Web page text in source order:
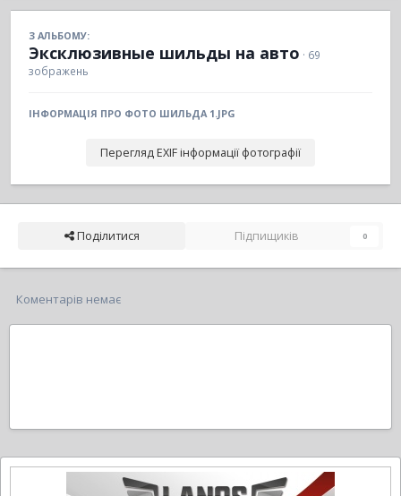
З АЛЬБОМУ:
Эксклюзивные шильды на авто · 69
зображень
ІНФОРМАЦІЯ ПРО ФОТО ШИЛЬДА 1.JPG
Перегляд EXIF інформації фотографії
Поділитися Підпищиків 0
Коментарів немає